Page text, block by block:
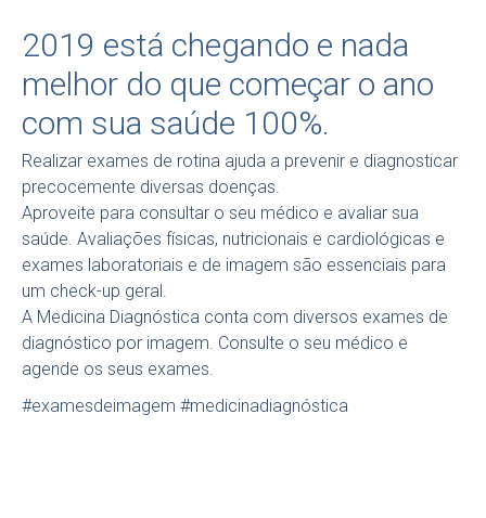
2019 está chegando e nada
melhor do que começar o ano
com sua saúde 100%.
Realizar exames de rotina ajuda a prevenir e diagnosticar
precocemente diversas doenças.
Aproveite para consultar o seu médico e avaliar sua
saúde. Avaliações físicas, nutricionais e cardiológicas e
exames laboratoriais e de imagem são essenciais para
um check-up geral.
A Medicina Diagnóstica conta com diversos exames de
diagnóstico por imagem. Consulte o seu médico e
agende os seus exames.
#examesdeimagem #medicinadiagnóstica